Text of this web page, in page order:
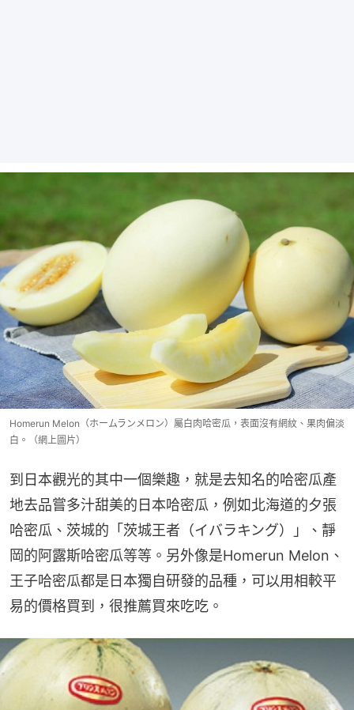
Homerun Melon（ホームランメロン）屬白肉哈密瓜，表面沒有網紋、果肉偏淡
白。（網上圖片）
到日本觀光的其中一個樂趣，就是去知名的哈密瓜產
地去品嘗多汁甜美的日本哈密瓜，例如北海道的夕張
哈密瓜、茨城的「茨城王者（イバラキング）」、靜
岡的阿露斯哈密瓜等等。另外像是Homerun Melon、
王子哈密瓜都是日本獨自研發的品種，可以用相較平
易的價格買到，很推薦買來吃吃。